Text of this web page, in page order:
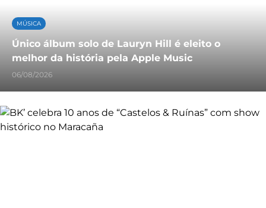
MÚSICA
Único álbum solo de Lauryn Hill é eleito o
melhor da história pela Apple Music
06/08/2026